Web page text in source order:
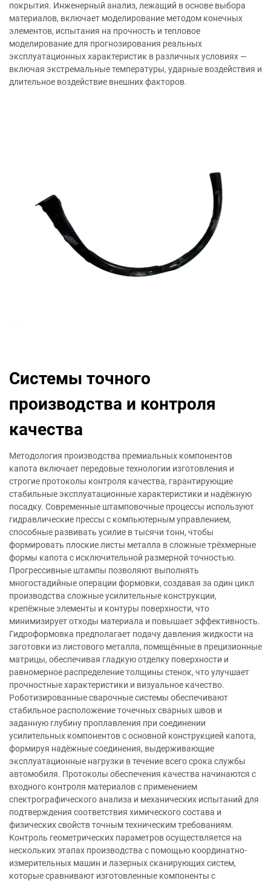
покрытия. Инженерный анализ, лежащий в основе выбора
материалов, включает моделирование методом конечных
элементов, испытания на прочность и тепловое
моделирование для прогнозирования реальных
эксплуатационных характеристик в различных условиях —
включая экстремальные температуры, ударные воздействия и
длительное воздействие внешних факторов.
Системы точного
производства и контроля
качества
Методология производства премиальных компонентов
капота включает передовые технологии изготовления и
строгие протоколы контроля качества, гарантирующие
стабильные эксплуатационные характеристики и надёжную
посадку. Современные штамповочные процессы используют
гидравлические прессы с компьютерным управлением,
способные развивать усилие в тысячи тонн, чтобы
формировать плоские листы металла в сложные трёхмерные
формы капота с исключительной размерной точностью.
Прогрессивные штампы позволяют выполнять
многостадийные операции формовки, создавая за один цикл
производства сложные усилительные конструкции,
крепёжные элементы и контуры поверхности, что
минимизирует отходы материала и повышает эффективность.
Гидроформовка предполагает подачу давления жидкости на
заготовки из листового металла, помещённые в прецизионные
матрицы, обеспечивая гладкую отделку поверхности и
равномерное распределение толщины стенок, что улучшает
прочностные характеристики и визуальное качество.
Роботизированные сварочные системы обеспечивают
стабильное расположение точечных сварных швов и
заданную глубину проплавления при соединении
усилительных компонентов с основной конструкцией капота,
формируя надёжные соединения, выдерживающие
эксплуатационные нагрузки в течение всего срока службы
автомобиля. Протоколы обеспечения качества начинаются с
входного контроля материалов с применением
спектрографического анализа и механических испытаний для
подтверждения соответствия химического состава и
физических свойств точным техническим требованиям.
Контроль геометрических параметров осуществляется на
нескольких этапах производства с помощью координатно-
измерительных машин и лазерных сканирующих систем,
которые сравнивают изготовленные компоненты с